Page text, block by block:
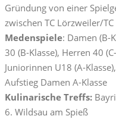
Gründung von einer
zwischen TC Lörzweiler/
Medenspiele: Damen (B-
30 (B-Klasse), Herren 40
Juniorinnen U18 (A-
Aufstieg Damen A-Klasse
Kulinarische Treffs:
6. Wildsau am Spieß